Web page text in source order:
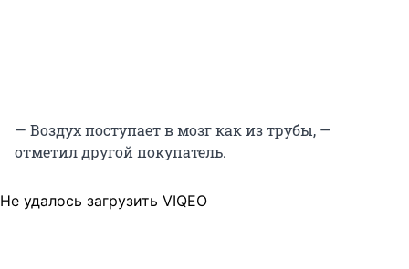
— Воздух поступает в мозг как из трубы, —
отметил другой покупатель.
Не удалось загрузить VIQEO